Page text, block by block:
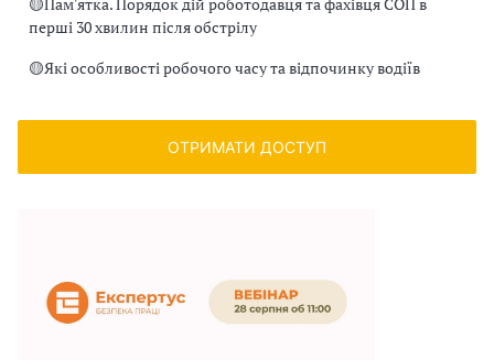
перші 30 хвилин після обстрілу
🟡Які особливості робочого часу та відпочинку водіїв
ОТРИМАТИ ДОСТУП